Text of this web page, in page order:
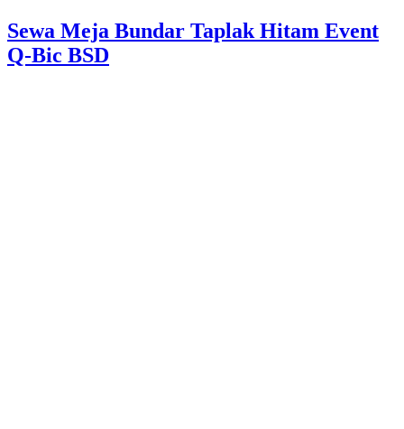
Sewa Meja Bundar Taplak Hitam Event
Q-Bic BSD